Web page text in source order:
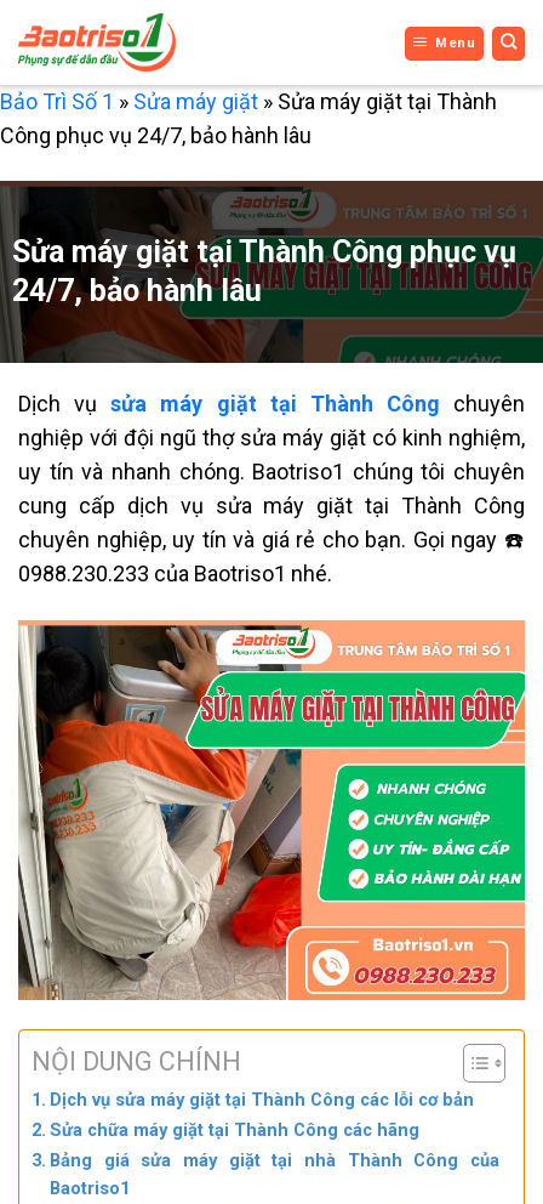
qua
nội
dung
Menu
Bảo Trì Số 1 » Sửa máy giặt » Sửa máy giặt tại Thành
Công phục vụ 24/7, bảo hành lâu
Sửa máy giặt tại Thành Công phục vụ
24/7, bảo hành lâu
Dịch vụsửa máy giặt tại Thành Công
chuyên
nghiệp với đội ngũ thợ sửa máy giặt có kinh nghiệm,
uy tín và nhanh chóng. Baotriso1 chúng tôi chuyên
cung cấp dịch vụ sửa máy giặt tại Thành Công
chuyên nghiệp, uy tín và giá rẻ cho bạn. Gọi ngay ☎️
0988.230.233 của Baotriso1 nhé.
NỘI DUNG CHÍNH
Dịch vụ sửa máy giặt tại Thành Công các lỗi cơ bản
Sửa chữa máy giặt tại Thành Công các hãng
Bảng giá sửa máy giặt tại nhà Thành Công của
Baotriso1